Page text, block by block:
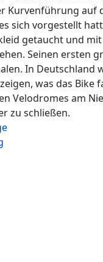
auf
sich vorgestellt
getaucht und
Seinen ersten
In
was das
Velodromes am
zu schließen.